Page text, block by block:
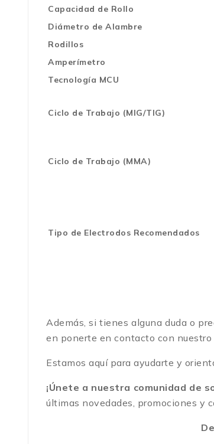
Capacidad de Rollo
Diámetro de Alambre
Rodillos
Amperímetro
Tecnología MCU
Ciclo de Trabajo (MIG/TIG)
Ciclo de Trabajo (MMA)
Tipo de Electrodos Recomendados
Además, si tienes alguna duda o
en ponerte en contacto con
Estamos aquí para ayudarte y
¡Únete a nuestra comunidad de
últimas novedades, promociones y